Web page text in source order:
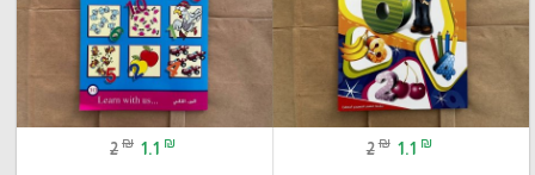
2 ₪ 1.1 ₪
2 ₪ 1.1 ₪